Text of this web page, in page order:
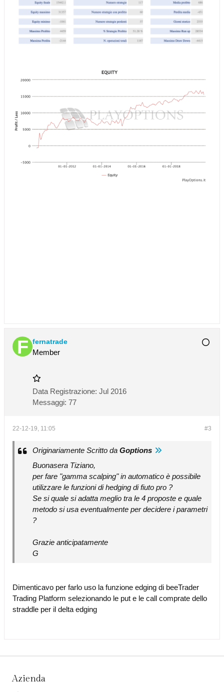
fernatrade
Member
Data Registrazione: Jul 2016
Messaggi: 77
#3
22-12-19, 11:05
Originariamente Scritto da Goptions
Buonasera Tiziano,
per fare "gamma scalping" in automatico è possibile
utilizzare le funzioni di hedging di fiuto pro ?
Se si quale si adatta meglio tra le 4 proposte e quale
metodo si usa eventualmente per decidere i parametri
?
Grazie anticipatamente
G
Dimenticavo per farlo uso la funzione edging di beeTrader
Trading Platform selezionando le put e le call comprate dello
straddle per il delta edging
Azienda